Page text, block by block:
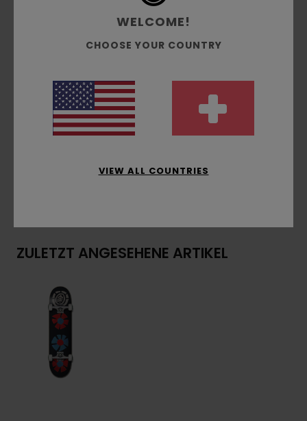
Laminierung: Chinesisches Ahornholz
Details: Komplett natürlich
Druck: Heat-Transfer-Grafik unten
7/8" hex Schrauben
ABEC 5 Kugellager
Zusammensetzung[Hauptstoff] 75 % Ahornholz,
ZULETZT ANGESEHENE ARTIKEL
WELCOME!
CHOOSE YOUR COUNTRY
VIEW ALL COUNTRIES